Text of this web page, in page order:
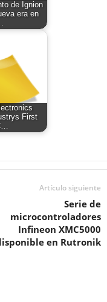
de Ignion
era en
First
Artículo siguiente
Serie de
microcontroladores
Infineon XMC5000
en Rutronik